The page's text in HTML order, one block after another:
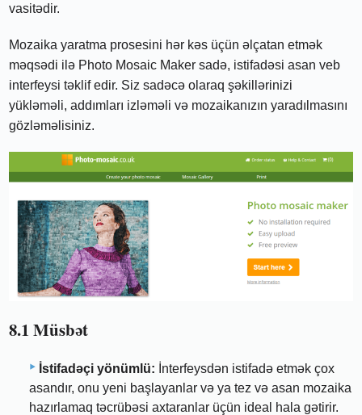
vasitədir.
Mozaika yaratma prosesini hər kəs üçün əlçatan etmək
məqsədi ilə Photo Mosaic Maker sadə, istifadəsi asan veb
interfeysi təklif edir. Siz sadəcə olaraq şəkillərinizi
yükləməli, addımları izləməli və mozaikanızın yaradılmasını
gözləməlisiniz.
8.1 Müsbət
İstifadəçi yönümlü: İnterfeysdən istifadə etmək çox
asandır, onu yeni başlayanlar və ya tez və asan mozaika
hazırlamaq təcrübəsi axtaranlar üçün ideal hala gətirir.